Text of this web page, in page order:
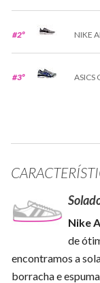
#2º NIKE
#3º ASICS
Nike
de
encontramos a
borracha e